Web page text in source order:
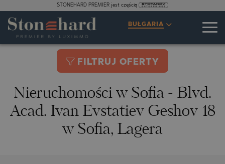
STONEHARD PREMIER jest częścią
BUŁGARIA
FILTRUJ OFERTY
Nieruchomości w Sofia - Blvd.
Acad. Ivan Evstatiev Geshov 18
w Sofia, Lagera